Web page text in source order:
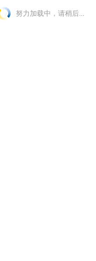
努力加载中，请稍后...